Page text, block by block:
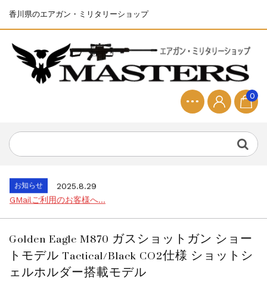
香川県のエアガン・ミリタリーショップ
0
S&T SKS-45 調整...
お知らせ
2025.11.27
お知らせ
2025.8.29
GMailご利用のお客様へ...
お知らせ
2026.8.4
S&T SKS-45 調整...
お知らせ
2025.11.27
Golden Eagle M870 ガスショットガン ショー
トモデル Tactical/Black CO2仕様 ショットシ
ェルホルダー搭載モデル